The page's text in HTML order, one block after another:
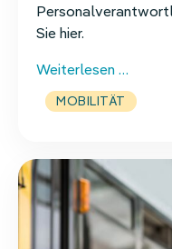
Sie hier.
Weiterlesen …
–
Ein
für
Profis
MOBILITÄT